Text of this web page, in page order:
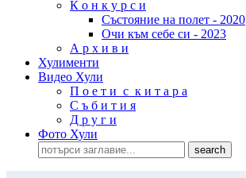
К о н к у р с и
Състояние на полет - 2020
Очи към себе си - 2023
А р х и в и
Хулименти
Видео Хули
П о е т и с к и т а р а
С ъ б и т и я
Д р у г и
Фото Хули